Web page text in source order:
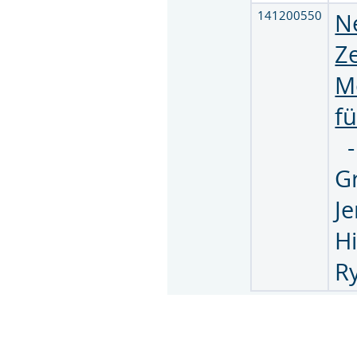
141200550